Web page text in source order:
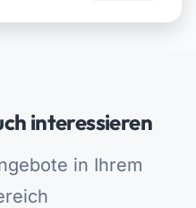
interessieren
in Ihrem